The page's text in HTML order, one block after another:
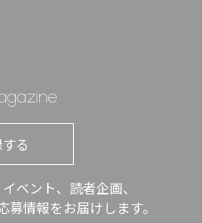
る
ベント、読者企画、
情報をお届けします。